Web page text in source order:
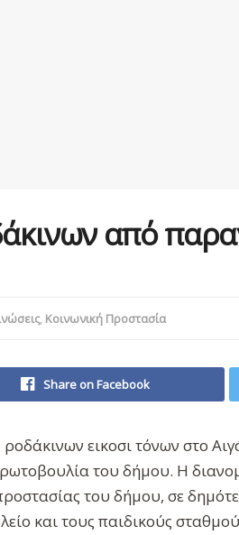
από
, Κοινωνική Προστασία
Share on Facebook
εικοσι τόνων στο
του δήμου. Η
του δήμου, σε
και τους παιδικούς